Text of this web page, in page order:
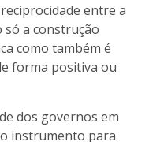
entre a
só a construção
como também é
forma positiva ou
dos governos em
instrumento para